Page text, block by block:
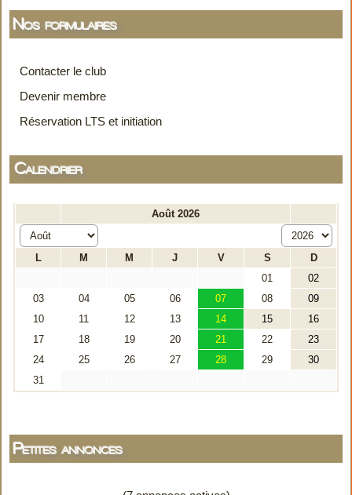
Nos formulaires
Contacter le club
Devenir membre
Réservation LTS et initiation
Calendrier
Petites annonces